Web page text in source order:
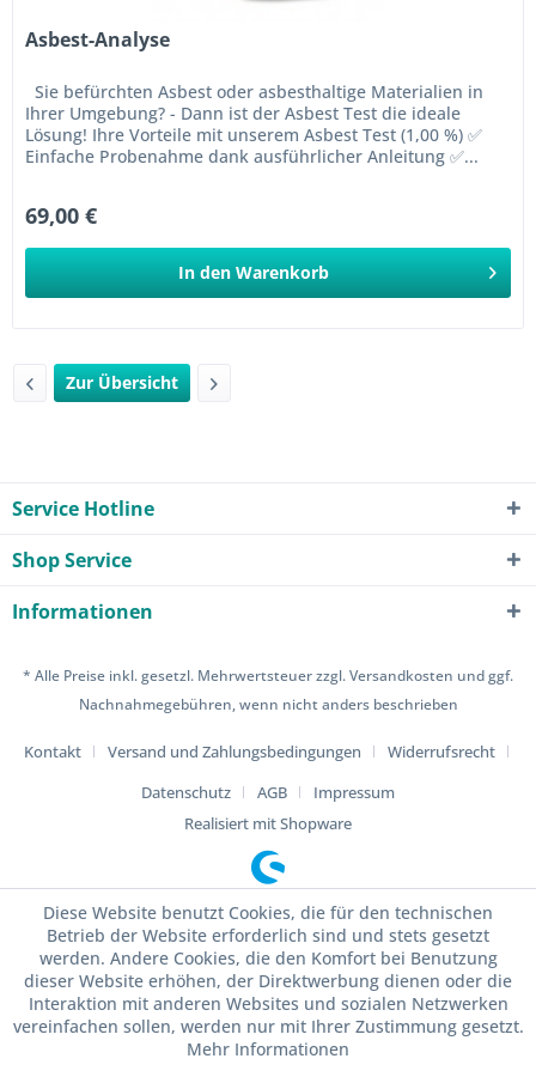
Asbest-Analyse
Sie befürchten Asbest oder asbesthaltige Materialien in
Ihrer Umgebung? - Dann ist der Asbest Test die ideale
Lösung! Ihre Vorteile mit unserem Asbest Test (1,00 %) ✅
Einfache Probenahme dank ausführlicher Anleitung ✅...
69,00 €
In den Warenkorb
Zur Übersicht
Service Hotline
Shop Service
Informationen
* Alle Preise inkl. gesetzl. Mehrwertsteuer zzgl.Versandkosten und ggf.
Nachnahmegebühren, wenn nicht anders beschrieben
Kontakt Versand und Zahlungsbedingungen
Widerrufsrecht
Datenschutz
AGB
Impressum
Realisiert mit Shopware
Diese Website benutzt Cookies, die für den technischen
Betrieb der Website erforderlich sind und stets gesetzt
werden. Andere Cookies, die den Komfort bei Benutzung
dieser Website erhöhen, der Direktwerbung dienen oder die
Interaktion mit anderen Websites und sozialen Netzwerken
vereinfachen sollen, werden nur mit Ihrer Zustimmung gesetzt.
Mehr Informationen